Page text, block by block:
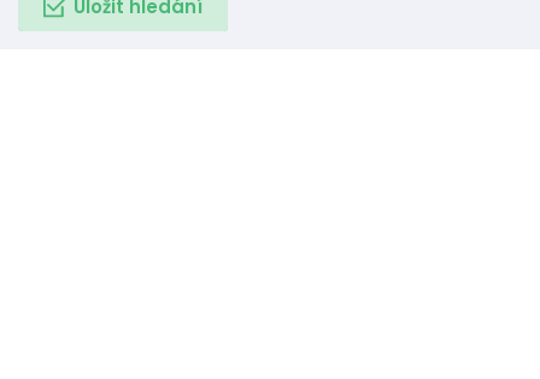
Uložit hledání